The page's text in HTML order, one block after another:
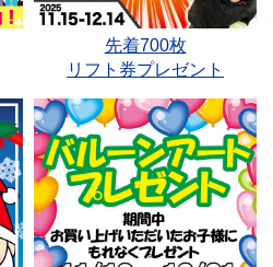
先着700枚
リフト券プレゼント